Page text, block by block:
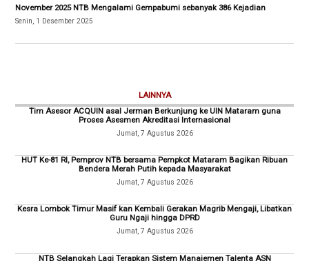
November 2025 NTB Mengalami Gempabumi sebanyak 386 Kejadian
Senin, 1 Desember 2025
LAINNYA
Tim Asesor ACQUIN asal Jerman Berkunjung ke UIN Mataram guna
Proses Asesmen Akreditasi Internasional
Jumat, 7 Agustus 2026
HUT Ke-81 RI, Pemprov NTB bersama Pempkot Mataram Bagikan Ribuan
Bendera Merah Putih kepada Masyarakat
Jumat, 7 Agustus 2026
Kesra Lombok Timur Masif kan Kembali Gerakan Magrib Mengaji, Libatkan
Guru Ngaji hingga DPRD
Jumat, 7 Agustus 2026
NTB Selangkah Lagi Terapkan Sistem Manajemen Talenta ASN